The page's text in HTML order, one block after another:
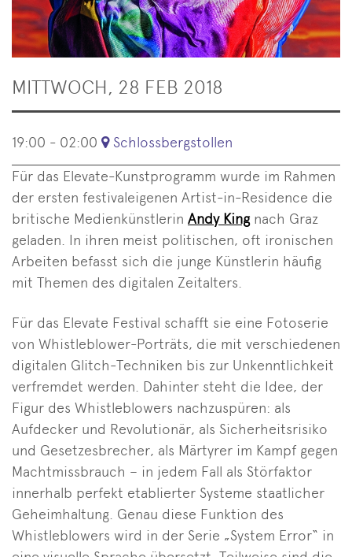
MITTWOCH, 28 FEB 2018
19:00 - 02:00 Schlossbergstollen
Für das Elevate-Kunstprogramm wurde im Rahmen
der ersten festivaleigenen Artist-in-Residence die
britische Medienkünstlerin Andy Kingnach Graz
geladen. In ihren meist politischen, oft ironischen
Arbeiten befasst sich die junge Künstlerin häufig
mit Themen des digitalen Zeitalters.
Für das Elevate Festival schafft sie eine Fotoserie
von Whistleblower-Porträts, die mit verschiedenen
digitalen Glitch-Techniken bis zur Unkenntlichkeit
verfremdet werden. Dahinter steht die Idee, der
Figur des Whistleblowers nachzuspüren: als
Aufdecker und Revolutionär, als Sicherheitsrisiko
und Gesetzesbrecher, als Märtyrer im Kampf gegen
Machtmissbrauch – in jedem Fall als Störfaktor
innerhalb perfekt etablierter Systeme staatlicher
Geheimhaltung. Genau diese Funktion des
Whistleblowers wird in der Serie „System Error“ in